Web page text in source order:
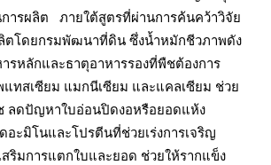
ารผลิต ภายใต้สูตรที่ผ่านการค้นคว้าวิจัย
ตโดยกรมพัฒนาที่ดิน ซึ่งน้ำหมักชีวภาพดัง
รหลักและธาตุอาหารรองที่พืชต้องการ
ทสเซียม แมกนีเซียม และแคลเซียม ช่วย
ลดปัญหาใบอ่อนปิดงอหรือยอดแห้ง
อะมิโนและโปรตีนที่ช่วยเร่งการเจริญ
สริมการแตกใบและยอด ช่วยให้รากแข็ง